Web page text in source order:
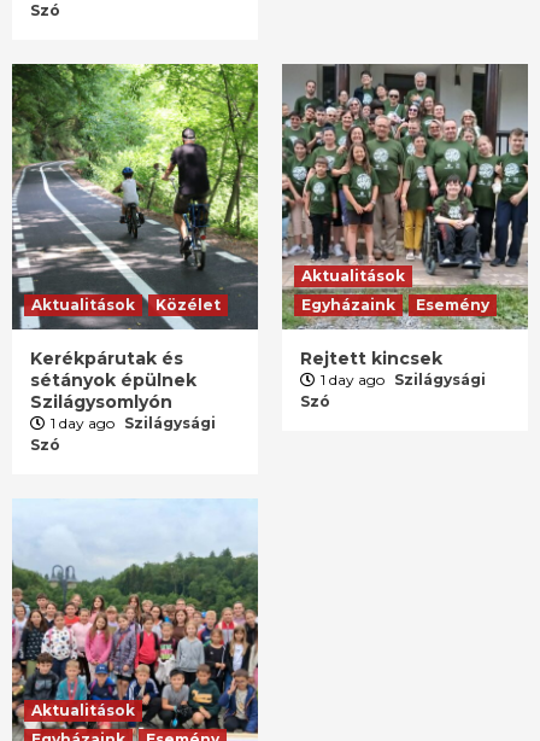
Szó
Aktualitások Közélet
Kerékpárutak és
sétányok épülnek
Szilágysomlyón
1 day ago Szilágysági
Szó
Aktualitások
Egyházaink
Esemény
Rejtett kincsek
1 day ago Szilágysági
Szó
Aktualitások